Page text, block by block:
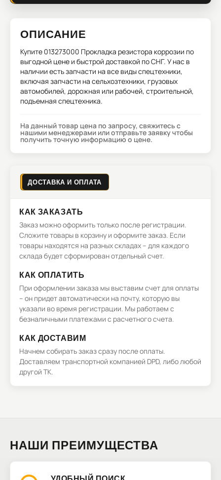
ОПИСАНИЕ
Купите 013273000 Прокладка резистора коррозии по
выгодной цене и быстрой доставкой по СНГ. У нас в
наличии есть запчасти на все виды спецтехники,
включая запчасти на сельхозтехники, грузовых
автомобилей, дорожная или рабочей, строительной,
подъемная спецтехника.
На данный товар цена по запросу, свяжитесь с
нашими менеджерами или отправьте заявку чтобы
получить точную информацию о цене.
ДОСТАВКА И ОПЛАТА
КАК ЗАКАЗАТЬ
Заказ можно оформить только после регистрации.
Сложите товары в корзину и оформите заказ. Если
товары находятся на разных складах – для каждого
склада будет сформирован отдельный счет.
КАК ОПЛАТИТЬ
При оформлении заказа мы выставим счет для оплаты
– он придет автоматически на почту, которую вы
указали во время регистрации. Мы работаем с
безналичными платежами с расчетного счета.
КАК ДОСТАВИМ
Начнем собирать заказ сразу после оплаты.
Доставляем транспортной компанией DPD, либо любой
другой ТК.
НАШИ ПРЕИМУЩЕСТВА